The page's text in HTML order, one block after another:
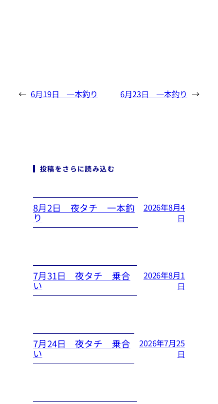
← 6月19日 一本釣り 6月23日 一本釣り →
投稿をさらに読み込む
8月2日 夜タチ 一本釣
り
2026年8月4
日
7月31日 夜タチ 乗合
い
2026年8月1
日
7月24日 夜タチ 乗合
い
2026年7月25
日